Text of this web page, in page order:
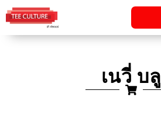
Skip
to
content
เนวี่ บลู